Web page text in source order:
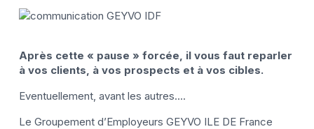
Après cette « pause » forcée, il vous faut reparler
à vos clients, à vos prospects et à vos cibles.
Eventuellement, avant les autres….
Le Groupement d’Employeurs GEYVO ILE DE France